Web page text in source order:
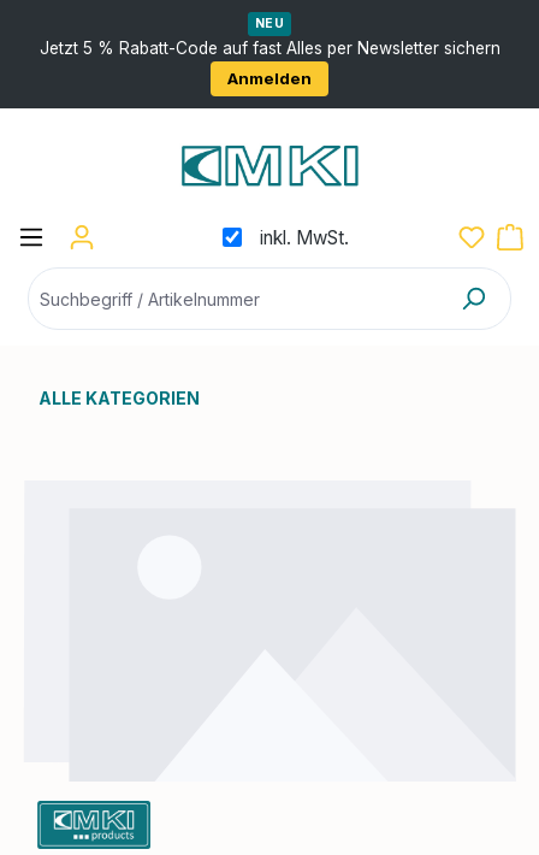
NEU
Jetzt 5 % Rabatt-Code auf fast Alles per Newsletter sichern
Anmelden
inkl. MwSt.
ALLE KATEGORIEN